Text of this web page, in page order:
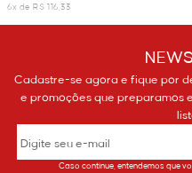
6x de R$ 116,33
Cadastre-se agora e fique por
e promoções que preparamos
Caso continue, entendemos que